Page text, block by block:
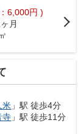
6,000円 )
月
米 」駅 徒歩4分
寺 」駅 徒歩11分